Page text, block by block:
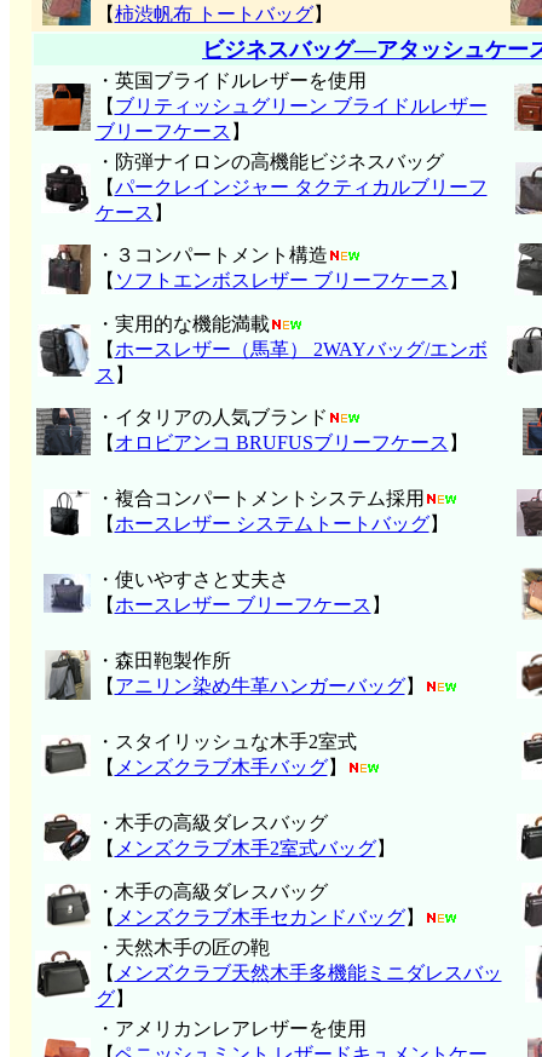
【柿渋帆布 トートバッグ】
ビジネスバッグ―アタッシュケー
・英国ブライドルレザーを使用
【 ブリティッシュグリーン ブライドルレザー
ブリーフケース 】
・防弾ナイロンの高機能ビジネスバッグ
【パークレインジャー タクティカルブリーフ
ケース 】
・３コンパートメント構造
【 ソフトエンボスレザー ブリーフケース 】
・実用的な機能満載
【 ホースレザー（馬革） 2WAYバッグ/エンボ
ス 】
・イタリアの人気ブランド
【 オロビアンコ BRUFUSブリーフケース 】
・複合コンパートメントシステム採用
【 ホースレザー システムトートバッグ】
・使いやすさと丈夫さ
【 ホースレザー ブリーフケース 】
・森田鞄製作所
【 アニリン染め牛革ハンガーバッグ】
・スタイリッシュな木手2室式
【 メンズクラブ木手バッグ】
・木手の高級ダレスバッグ
【 メンズクラブ木手2室式バッグ】
・木手の高級ダレスバッグ
【 メンズクラブ木手セカンドバッグ】
・天然木手の匠の鞄
【 メンズクラブ天然木手多機能ミニダレスバッ
グ】
・アメリカンレアレザーを使用